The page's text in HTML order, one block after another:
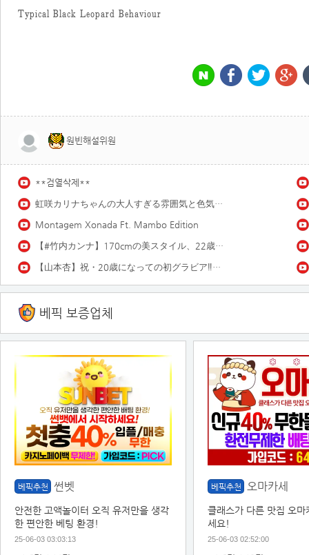
Typical Black Leopard Behaviour
원빈해설위원
**검열삭제**
虹咲カリナちゃんの大人すぎる雰囲気と色気にノックアウト♡ 虹咲カリナ「雨上がり!18歳!!」
Montagem Xonada Ft. Mambo Edition
【#竹内カンナ】170cmの美スタイル、22歳とは思えぬ色気。――デジタル写真集『inevitable signs』好評発売中！ Kanna Takeuchi
【山本杏】祝・20歳になっての初グラビア‼︎ 過去イチ大人なあんころをお届け❤️
베픽 보증업체
베픽추천 썬벳
안전한 고액놀이터 오직 유저만을 생각
한 편안한 베팅 환경!
25-06-03 03:03:13
베픽추천 오마카세
클래스가 다른 맛집 오마
세요!
25-06-03 02:52:00